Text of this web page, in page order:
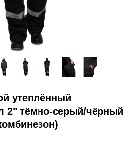
утеплённый
2" тёмно-серый/чёрный